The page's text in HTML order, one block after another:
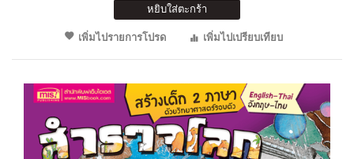
หยิบใส่ตะกร้า
เพิ่มไปรายการโปรด
เพิ่มไปเปรียบเทียบ